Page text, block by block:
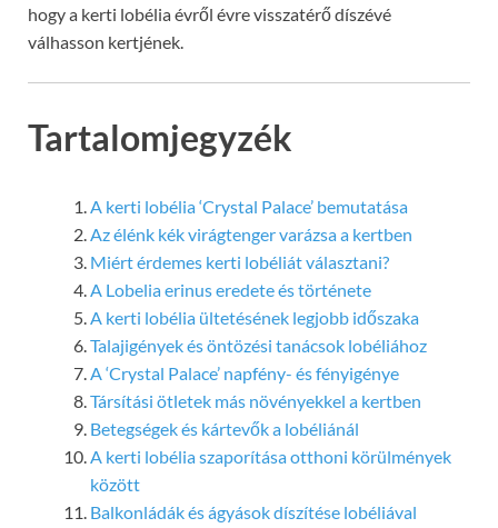
hogy a kerti lobélia évről évre visszatérő díszévé
válhasson kertjének.
Tartalomjegyzék
A kerti lobélia ‘Crystal Palace’ bemutatása
Az élénk kék virágtenger varázsa a kertben
Miért érdemes kerti lobéliát választani?
A Lobelia erinus eredete és története
A kerti lobélia ültetésének legjobb időszaka
Talajigények és öntözési tanácsok lobéliához
A ‘Crystal Palace’ napfény- és fényigénye
Társítási ötletek más növényekkel a kertben
Betegségek és kártevők a lobéliánál
A kerti lobélia szaporítása otthoni körülmények
között
Balkonládák és ágyások díszítése lobéliával